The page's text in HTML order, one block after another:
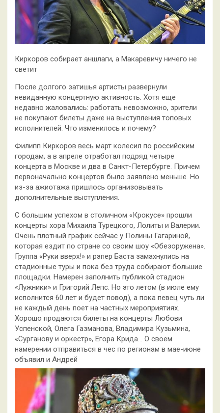
Киркоров собирает аншлаги, а Макаревичу ничего не
светит
После долгого затишья артисты развернули
невиданную концертную активность. Хотя еще
недавно жаловались: работать невозможно, зрители
не покупают билеты даже на выступления топовых
исполнителей. Что изменилось и почему?
Филипп Киркоров весь март колесил по российским
городам, а в апреле отработал подряд четыре
концерта в Москве и два в Санкт-Петербурге. Причем
первоначально концертов было заявлено меньше. Но
из-за ажиотажа пришлось организовывать
дополнительные выступления.
С большим успехом в столичном «Крокусе» прошли
концерты хора Михаила Турецкого, Лолиты и Валерии.
Очень плотный график сейчас у Полины Гагариной,
которая ездит по стране со своим шоу «Обезоружена».
Группа «Руки вверх!» и рэпер Баста замахнулись на
стадионные туры и пока без труда собирают большие
площадки. Намерен заполнить публикой стадион
«Лужники» и Григорий Лепс. Но это летом (в июле ему
исполнится 60 лет и будет повод), а пока певец чуть ли
не каждый день поет на частных мероприятиях.
Хорошо продаются билеты на концерты Любови
Успенской, Олега Газманова, Владимира Кузьмина,
«Сурганову и оркестр», Егора Крида… О своем
намерении отправиться в чес по регионам в мае-июне
объявил и Андрей